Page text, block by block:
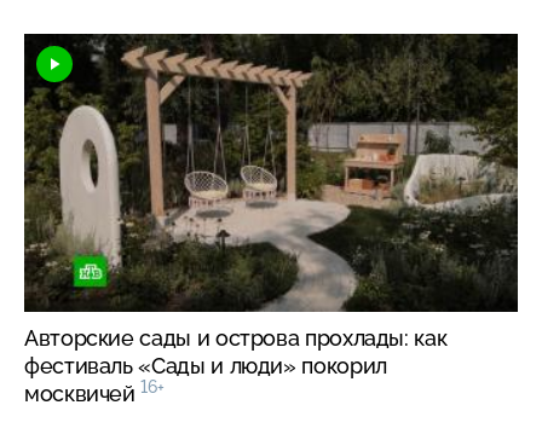
Авторские сады и острова прохлады: как
фестиваль «Сады и люди» покорил
москвичей 16+